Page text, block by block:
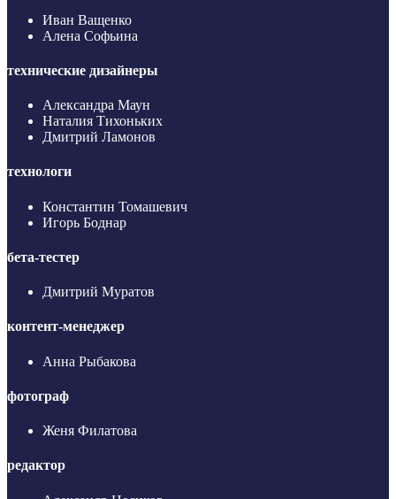
Иван Ващенко
Алена Софьина
технические дизайнеры
Александра Маун
Наталия Тихоньких
Дмитрий Ламонов
технологи
Константин Томашевич
Игорь Боднар
бета-тестер
Дмитрий Муратов
контент-менеджер
Анна Рыбакова
фотограф
Женя Филатова
редактор